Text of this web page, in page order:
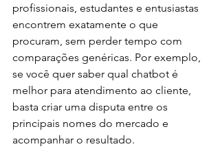
profissionais, estudantes e entusiastas
encontrem exatamente o que
procuram, sem perder tempo com
comparações genéricas. Por exemplo,
se você quer saber qual chatbot é
melhor para atendimento ao cliente,
basta criar uma disputa entre os
principais nomes do mercado e
acompanhar o resultado.